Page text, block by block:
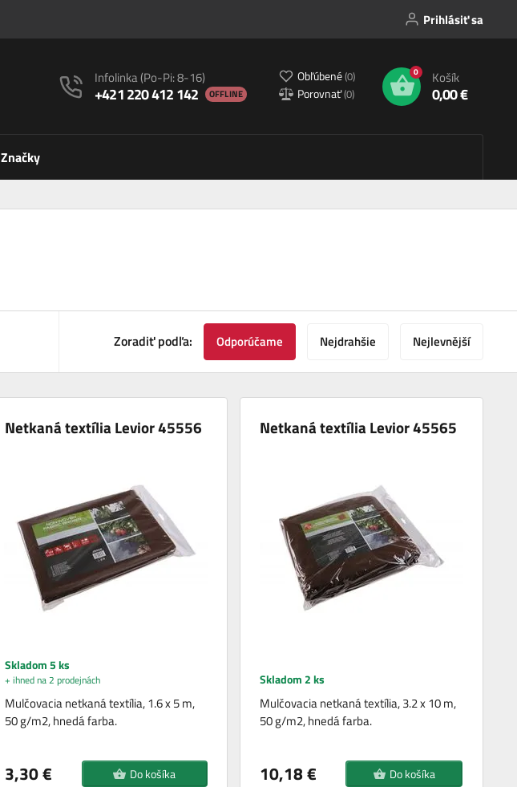
Prihlásiť sa
Infolinka(Po-Pi: 8-16)
+421 220 412 142 OFFLINE
Obľúbené(0)
Porovnať(0)
0 Košík
0,00 €
Značky
Zoradiť podľa: Odporúčame Nejdrahšie Nejlevnější
Netkaná textília Levior 45556
Skladom 5 ks
+ ihned na 2 prodejnách
Mulčovacia netkaná textília, 1.6 x 5 m,
50 g/m2, hnedá farba.
3,30 € Do košíka
Netkaná textília Levior 45565
Skladom 2 ks
Mulčovacia netkaná textília, 3.2 x 10 m,
50 g/m2, hnedá farba.
10,18 € Do košíka